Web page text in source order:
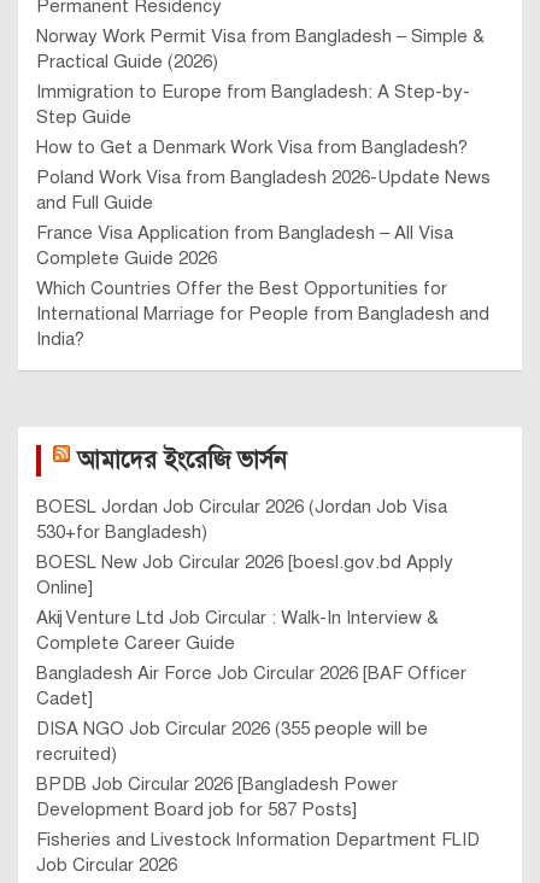
Permanent Residency
Norway Work Permit Visa from Bangladesh – Simple &
Practical Guide (2026)
Immigration to Europe from Bangladesh: A Step-by-
Step Guide
How to Get a Denmark Work Visa from Bangladesh?
Poland Work Visa from Bangladesh 2026-Update News
and Full Guide
France Visa Application from Bangladesh – All Visa
Complete Guide 2026
Which Countries Offer the Best Opportunities for
International Marriage for People from Bangladesh and
India?
আমাদের ইংরেজি ভার্সন
BOESL Jordan Job Circular 2026 (Jordan Job Visa
530+for Bangladesh)
BOESL New Job Circular 2026 [boesl.gov.bd Apply
Online]
Akij Venture Ltd Job Circular : Walk-In Interview &
Complete Career Guide
Bangladesh Air Force Job Circular 2026 [BAF Officer
Cadet]
DISA NGO Job Circular 2026 (355 people will be
recruited)
BPDB Job Circular 2026 [Bangladesh Power
Development Board job for 587 Posts]
Fisheries and Livestock Information Department FLID
Job Circular 2026